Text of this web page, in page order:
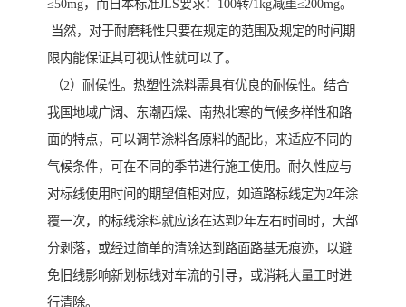
≤50mg，而日本标准JLS要求：100转/1kg减重≤200mg。
当然，对于耐磨耗性只要在规定的范围及规定的时间期
限内能保证其可视认性就可以了。
（2）耐侯性。热塑性涂料需具有优良的耐侯性。结合
我国地域广阔、东潮西燥、南热北寒的气候多样性和路
面的特点，可以调节涂料各原料的配比，来适应不同的
气候条件，可在不同的季节进行施工使用。耐久性应与
对标线使用时间的期望值相对应，如道路标线定为2年涂
覆一次，的标线涂料就应该在达到2年左右时间时，大部
分剥落，或经过简单的清除达到路面路基无痕迹，以避
免旧线影响新划标线对车流的引导，或消耗大量工时进
行清除。